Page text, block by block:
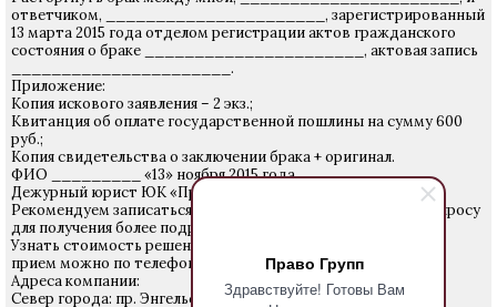
Право Групп
Здравствуйте! Готовы Вам
ответчиком, ______________________, зарегистрированный
13 марта 2015 года отделом регистрации актов гражданского
состояния о браке ______________________, актовая запись
______________________.
Приложение:
Копия искового заявления – 2 экз.;
Квитанция об оплате государственной пошлины на сумму 600
руб.;
Копия свидетельства о заключении брака + оригинал.
ФИО _________ «13» ноября 2015 года
Дежурный юрист ЮК «Право Групп»
Рекомендуем записаться на прием к юристу по данному вопросу
для получения более подробной информации.
Узнать стоимость решения Вашего вопроса и записаться на
прием можно по телефону 640-24-28.
Адреса компании:
Север города: пр. Энгельса 27